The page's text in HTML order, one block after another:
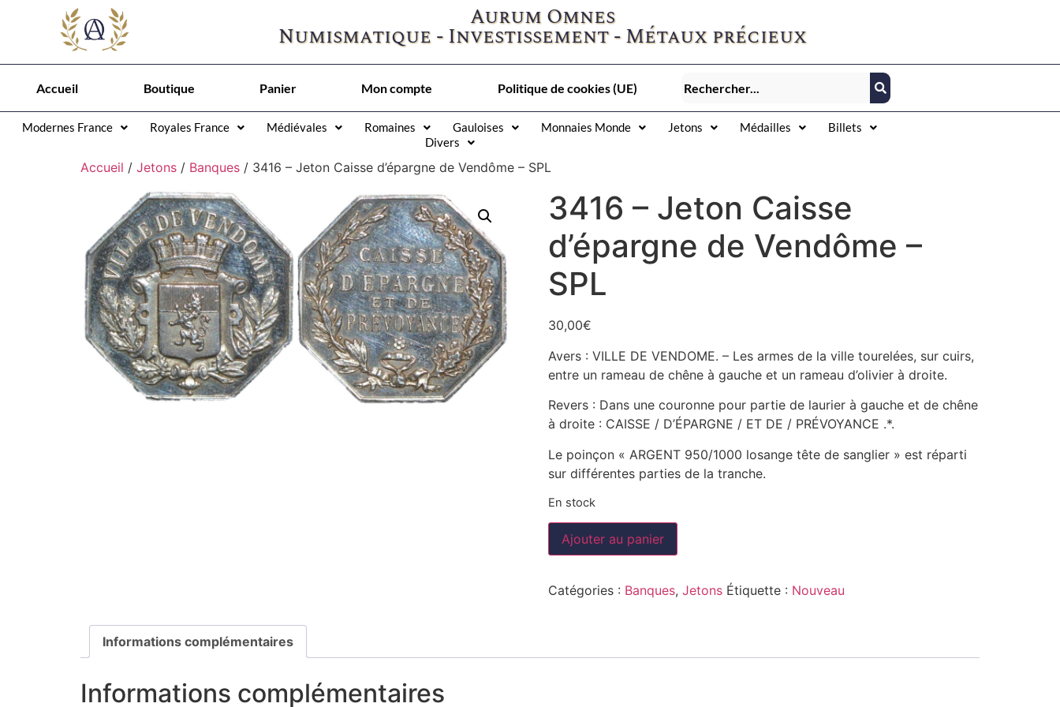
Aurum Omnes
Numismatique - Investissement - Métaux précieux
Accueil Boutique Panier Mon compte Politique de cookies (UE)
Modernes France Royales France Médiévales Romaines Gauloises Monnaies Monde Jetons Médailles
Billets
Divers
Accueil / Jetons / Banques / 3416 – Jeton Caisse d’épargne de Vendôme – SPL
3416 – Jeton Caisse
d’épargne de Vendôme –
SPL
30,00€
Avers : VILLE DE VENDOME. – Les armes de la ville tourelées, sur cuirs,
entre un rameau de chêne à gauche et un rameau d’olivier à droite.
Revers : Dans une couronne pour partie de laurier à gauche et de chêne
à droite : CAISSE / D’ÉPARGNE / ET DE / PRÉVOYANCE .*.
Le poinçon « ARGENT 950/1000 losange tête de sanglier » est réparti
sur différentes parties de la tranche.
En stock
Ajouter au panier
Catégories : Banques, Jetons Étiquette : Nouveau
Informations complémentaires
Informations complémentaires